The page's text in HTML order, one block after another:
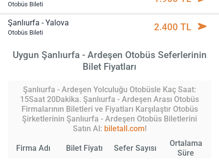
Otobüs Bileti
Şanlıurfa - Yalova
Otobüs Bileti 2.400 TL
Uygun Şanlıurfa - Ardeşen Otobüs Seferlerinin
Bilet Fiyatları
Şanlıurfa - Ardeşen Yolculuğu Otobüsle Kaç Saat:
15Saat 20Dakika. Şanlıurfa - Ardeşen Arası Otobüs
Firmalarının Biletleri ve Fiyatları Karşılaştır Otobüs
Şirketlerinin Şanlıurfa - Ardeşen Otobüs Biletlerini
Satın Al: biletall.com!
Firma Adı Bilet Fiyatı Sefer Sayısı
Ortalama
Süre